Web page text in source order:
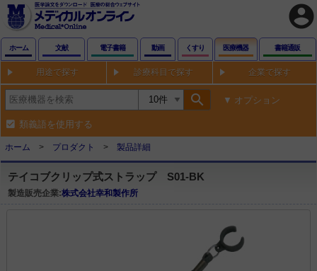
account_circle
ホーム 文献 電子書籍 動画 くすり 医療機器 書籍通販
用途で探す 診療科目で探す 企業で探す
search オプション
類義語を使用する
ホーム プロダクト 製品詳細
テイコブクリップ式ストラップ S01-BK
製造販売企業:株式会社幸和製作所